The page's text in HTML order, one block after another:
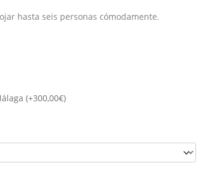
hasta seis personas cómodamente.
(+300,00€)